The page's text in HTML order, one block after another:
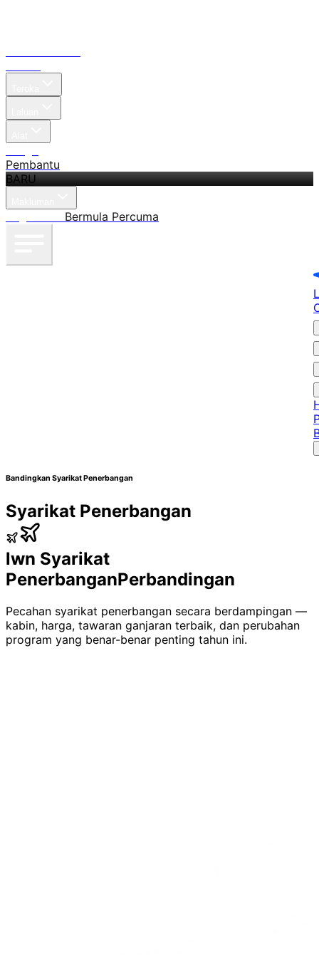
Pembantu
BARU
Bermula Percuma
Bandingkan Syarikat Penerbangan
Syarikat Penerbangan
lwn Syarikat
PenerbanganPerbandingan
Pecahan syarikat penerbangan secara berdampingan —
kabin, harga, tawaran ganjaran terbaik, dan perubahan
program yang benar-benar penting tahun ini.